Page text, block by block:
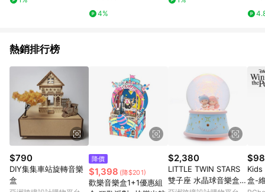
4%
熱銷排行榜
$790
DIY集集車站旋轉音樂
盒
降價
$1,398 (降$201)
歡樂音樂盒1+1優惠組
$2,380
LITTLE TWIN STARS
雙子座 水晶球音樂盒
盒-